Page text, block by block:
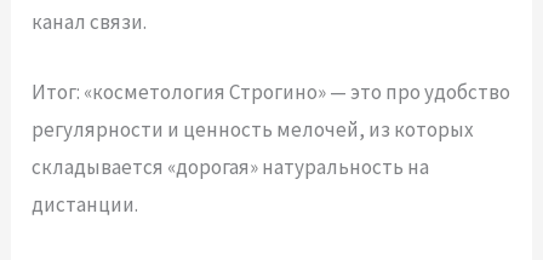
канал связи.
Итог: «косметология Строгино» — это про удобство
регулярности и ценность мелочей, из которых
складывается «дорогая» натуральность на
дистанции.